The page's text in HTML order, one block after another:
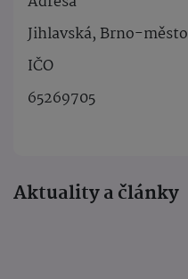
Jihlavská, Brno-město
IČO
65269705
Aktuality a články